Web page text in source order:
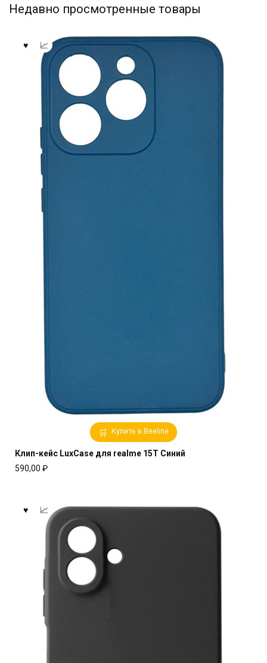
Недавно просмотренные товары
Купить в Beeline
Клип-кейс LuxCase для realme 15T Синий
590,00 ₽